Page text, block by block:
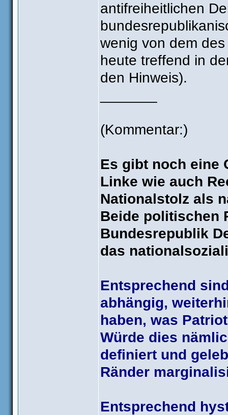
antifreiheitlichen
wenig von dem
heute treffend in
den Hinweis).
(Kommentar:)
Es gibt noch eine
Linke wie auch
Nationalstolz als
Beide politischen
Bundesrepublik
das
Entsprechend
abhängig,
haben, was
Würde dies
definiert und
Ränder
Entsprechend